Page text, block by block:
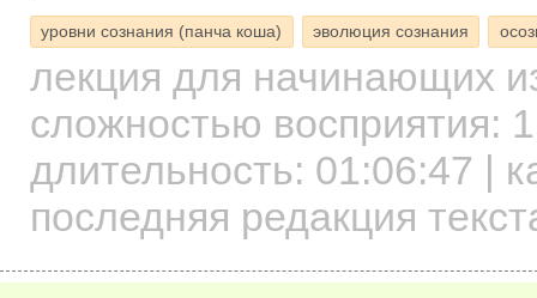
уровни сознания (панча коша) эволюция сознания
лекция для начинающих
сложностью восприятия: 1
длительность: 01:06:47 |
последняя редакция